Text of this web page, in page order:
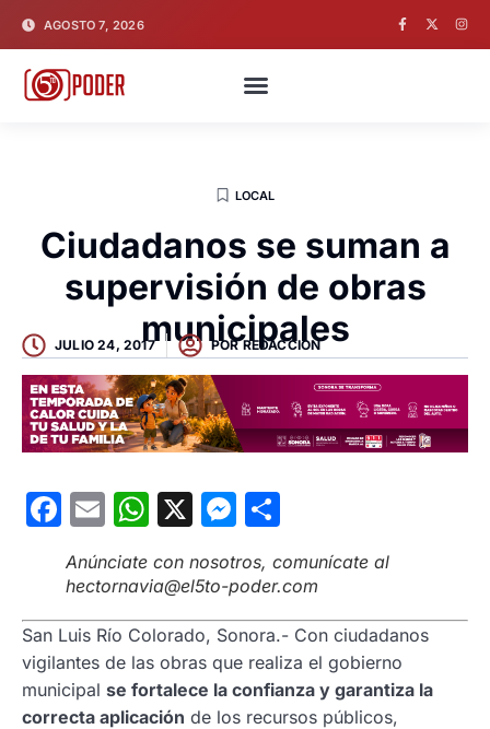
AGOSTO 7, 2026
LOCAL
Ciudadanos se suman a
supervisión de obras
municipales
JULIO 24, 2017 PORREDACCION
Facebook
EmailWhatsApp
X Messenger
Anúnciate con nosotros, comunícate al
hectornavia@el5to-poder.com
San Luis Río Colorado, Sonora.- Con ciudadanos
vigilantes de las obras que realiza el gobierno
municipal se fortalece la confianza y garantiza la
correcta aplicación de los recursos públicos,